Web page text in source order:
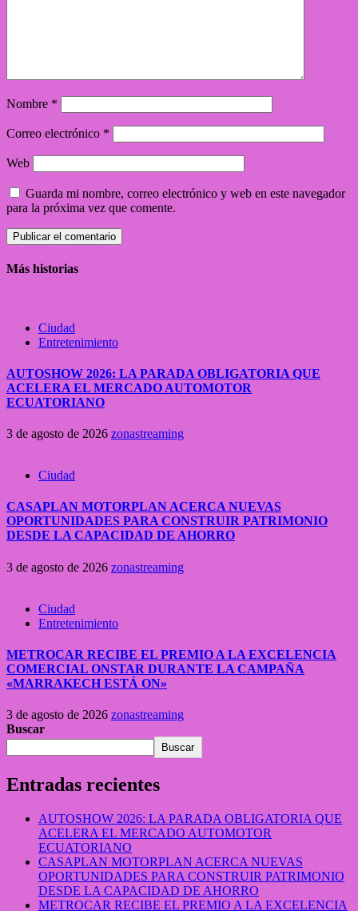
Nombre *
Correo electrónico *
Web
Guarda mi nombre, correo electrónico y web en este navegador
para la próxima vez que comente.
Más historias
Ciudad
Entretenimiento
AUTOSHOW 2026: LA PARADA OBLIGATORIA QUE
ACELERA EL MERCADO AUTOMOTOR
ECUATORIANO
3 de agosto de 2026 zonastreaming
Ciudad
CASAPLAN MOTORPLAN ACERCA NUEVAS
OPORTUNIDADES PARA CONSTRUIR PATRIMONIO
DESDE LA CAPACIDAD DE AHORRO
3 de agosto de 2026 zonastreaming
Ciudad
Entretenimiento
METROCAR RECIBE EL PREMIO A LA EXCELENCIA
COMERCIAL ONSTAR DURANTE LA CAMPAÑA
«MARRAKECH ESTÁ ON»
3 de agosto de 2026 zonastreaming
Buscar
Buscar
Entradas recientes
AUTOSHOW 2026: LA PARADA OBLIGATORIA QUE
ACELERA EL MERCADO AUTOMOTOR
ECUATORIANO
CASAPLAN MOTORPLAN ACERCA NUEVAS
OPORTUNIDADES PARA CONSTRUIR PATRIMONIO
DESDE LA CAPACIDAD DE AHORRO
METROCAR RECIBE EL PREMIO A LA EXCELENCIA